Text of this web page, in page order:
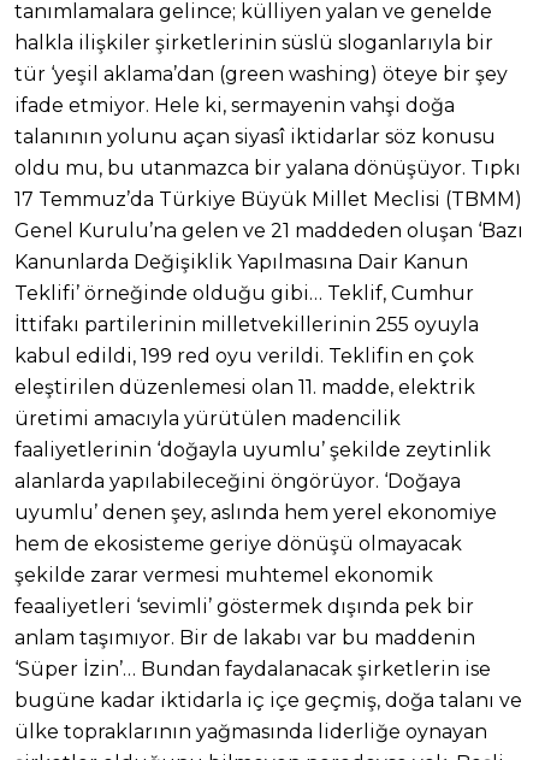
tanımlamalara gelince; külliyen yalan ve genelde
halkla ilişkiler şirketlerinin süslü sloganlarıyla bir
tür ‘yeşil aklama’dan (green washing) öteye bir şey
ifade etmiyor. Hele ki, sermayenin vahşi doğa
talanının yolunu açan siyasî iktidarlar söz konusu
oldu mu, bu utanmazca bir yalana dönüşüyor. Tıpkı
17 Temmuz’da Türkiye Büyük Millet Meclisi (TBMM)
Genel Kurulu’na gelen ve 21 maddeden oluşan ‘Bazı
Kanunlarda Değişiklik Yapılmasına Dair Kanun
Teklifi’ örneğinde olduğu gibi… Teklif, Cumhur
İttifakı partilerinin milletvekillerinin 255 oyuyla
kabul edildi, 199 red oyu verildi. Teklifin en çok
eleştirilen düzenlemesi olan 11. madde, elektrik
üretimi amacıyla yürütülen madencilik
faaliyetlerinin ‘doğayla uyumlu’ şekilde zeytinlik
alanlarda yapılabileceğini öngörüyor. ‘Doğaya
uyumlu’ denen şey, aslında hem yerel ekonomiye
hem de ekosisteme geriye dönüşü olmayacak
şekilde zarar vermesi muhtemel ekonomik
feaaliyetleri ‘sevimli’ göstermek dışında pek bir
anlam taşımıyor. Bir de lakabı var bu maddenin
‘Süper İzin’… Bundan faydalanacak şirketlerin ise
bugüne kadar iktidarla iç içe geçmiş, doğa talanı ve
ülke topraklarının yağmasında liderliğe oynayan